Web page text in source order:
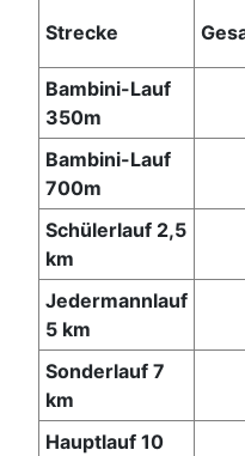
Strecke
Bambini-Lauf
350m
Bambini-Lauf
700m
Schülerlauf 2,5
km
Jedermannlauf
5 km
Sonderlauf 7
km
Hauptlauf 10